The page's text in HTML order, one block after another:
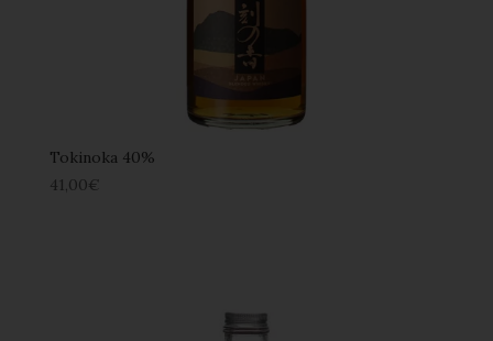
Tokinoka 40%
41,00€